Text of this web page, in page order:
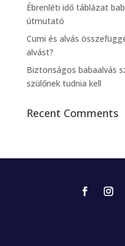
Ébrenléti idő táblázat
útmutató
Cumi és alvás
alvást?
Biztonságos babaalvás
szülőnek tudnia kell
Recent Comments